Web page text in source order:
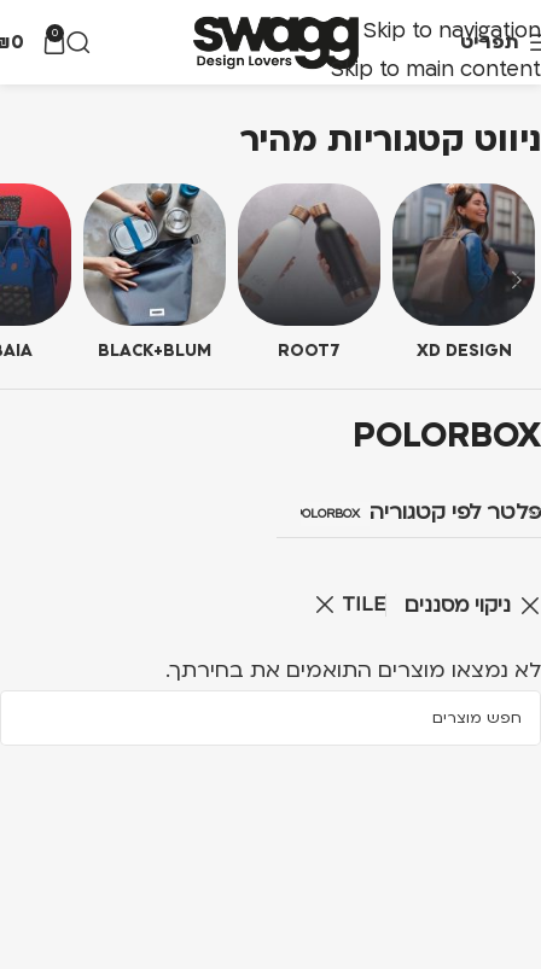
Skip to navigation
Skip to main content
תפריט 0
0
ניווט קטגוריות מהיר
XD DESIGN
ROOT7
BLACK+BLUM
POLORBOX
פלטר לפי קטגוריה POLORBOX
ניקוי מסננים TILE
לא נמצאו מוצרים התואמים את בחירתך.